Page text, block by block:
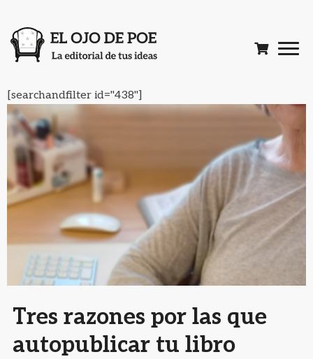
[searchandfilter id="438"]
Tres razones por las que
autopublicar tu libro